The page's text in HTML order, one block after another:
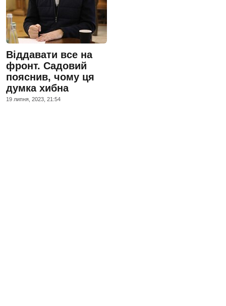
Віддавати все на
фронт. Садовий
пояснив, чому ця
думка хибна
19 липня, 2023, 21:54